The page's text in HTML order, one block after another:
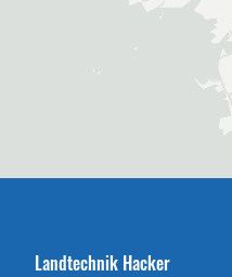
Landtechnik Hacker